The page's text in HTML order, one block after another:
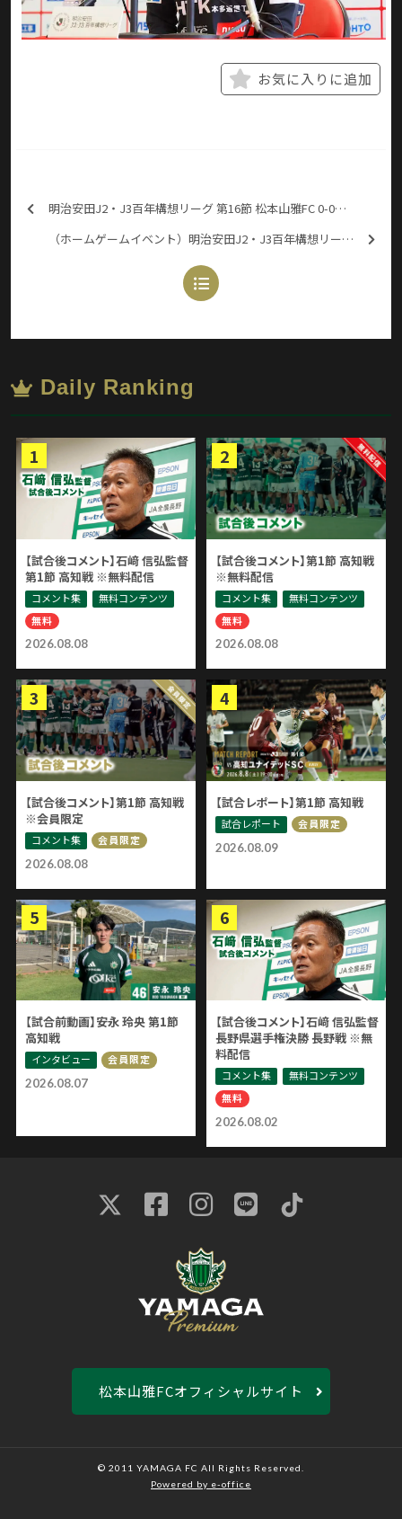
お気に入りに追加
明治安田J2・J3百年構想リーグ 第16節 松本山雅FC 0-0（1PK4） 藤枝MYFC
（ホームゲームイベント）明治安田J2・J3百年構想リーグ 第18節 松本山雅FC vs 福島ユナイテッドFC
Daily Ranking
2026.08.08
【試合後コメント】石﨑 信弘監督
第1節 高知戦 ※無料配信
コメント集
無料コンテンツ
無料
2026.08.08
【試合後コメント】第1節 高知戦
※無料配信
コメント集
無料コンテンツ
無料
2026.08.08
【試合後コメント】第1節 高知戦
※会員限定
コメント集 会員限定
2026.08.09
【試合レポート】第1節 高知戦
試合レポート 会員限定
2026.08.07
【試合前動画】安永 玲央 第1節
高知戦
インタビュー 会員限定
2026.08.02
【試合後コメント】石﨑 信弘監督
長野県選手権決勝 長野戦 ※無
料配信
コメント集
無料コンテンツ
無料
松本山雅FCオフィシャルサイト
© 2011 YAMAGA FC All Rights Reserved.
Powered by e-office